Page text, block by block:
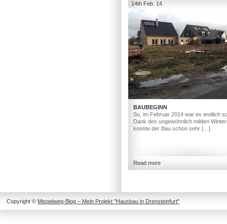
14th Feb. 14
BAUBEGINN
So, im Februar 2014 war es endlich
Dank des ungewöhnlich milden
konnte der Bau schon sehr […]
Read more
Copyright © Mispelweg-Blog – Mein Projekt "Hausbau in Drensteinfurt"